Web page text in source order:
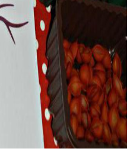
ad